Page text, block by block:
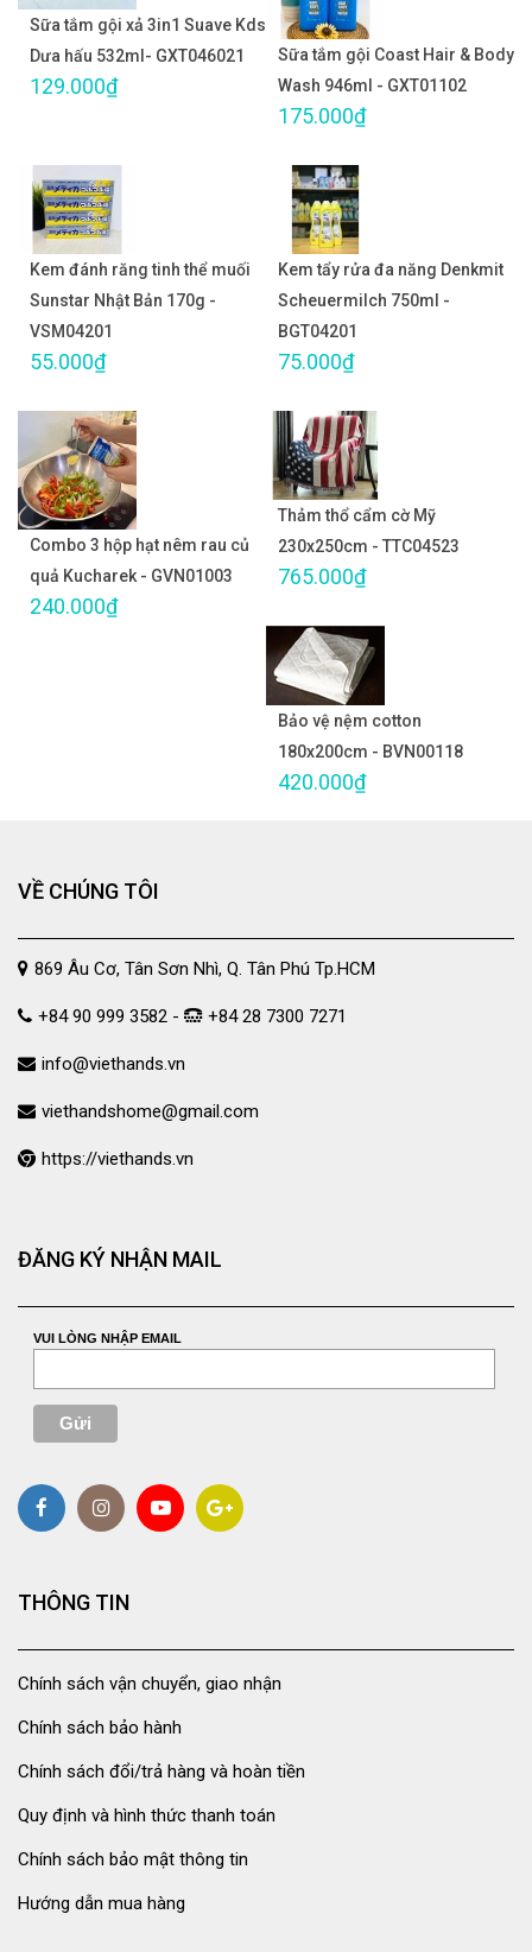
Sữa tắm gội xả 3in1 Suave Kds
Dưa hấu 532ml- GXT046021
129.000₫
Sữa tắm gội Coast Hair & Body
Wash 946ml - GXT01102
175.000₫
Kem đánh răng tinh thể muối
Sunstar Nhật Bản 170g -
VSM04201
55.000₫
Kem tẩy rửa đa năng Denkmit
Scheuermilch 750ml -
BGT04201
75.000₫
Combo 3 hộp hạt nêm rau củ
quả Kucharek - GVN01003
240.000₫
Thảm thổ cẩm cờ Mỹ
230x250cm - TTC04523
765.000₫
Bảo vệ nệm cotton
180x200cm - BVN00118
420.000₫
VỀ CHÚNG TÔI
869 Âu Cơ, Tân Sơn Nhì, Q. Tân Phú Tp.HCM
+84 90 999 3582 - +84 28 7300 7271
info@viethands.vn
viethandshome@gmail.com
https://viethands.vn
ĐĂNG KÝ NHẬN MAIL
VUI LÒNG NHẬP EMAIL
THÔNG TIN
Chính sách vận chuyển, giao nhận
Chính sách bảo hành
Chính sách đổi/trả hàng và hoàn tiền
Quy định và hình thức thanh toán
Chính sách bảo mật thông tin
Hướng dẫn mua hàng